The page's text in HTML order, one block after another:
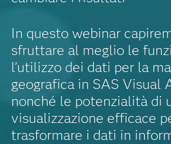
In questo webinar
sfruttare al meglio le
l’utilizzo dei dati per la
geografica in SAS Visual
nonché le potenzialità di
visualizzazione efficace
trasformare i dati in